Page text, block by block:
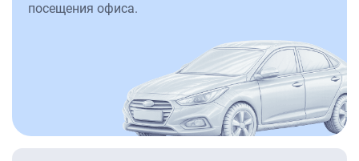
посещения офиса.